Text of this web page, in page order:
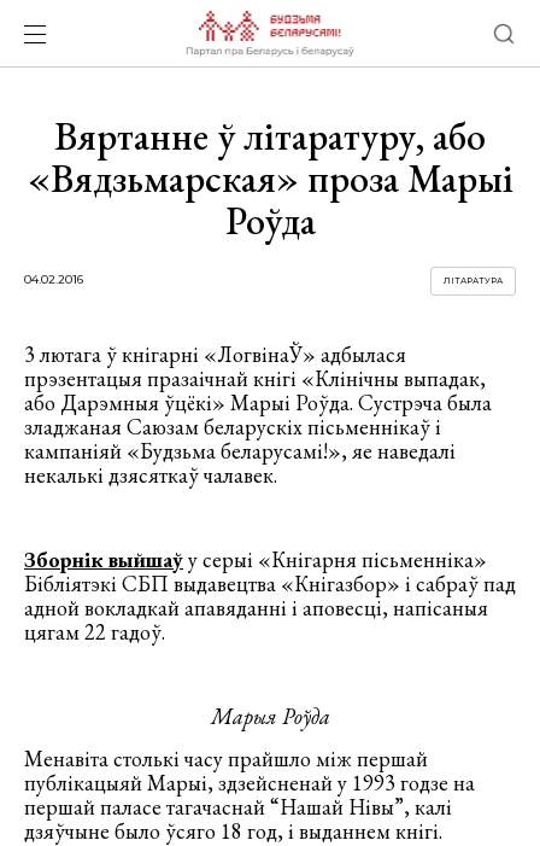
Вяртанне ў літаратуру, або
«Вядзьмарская» проза Марыі
Роўда
04.02.2016 ЛІТАРАТУРА
3 лютага ў кнігарні «ЛогвінаЎ» адбылася
прэзентацыя празаічнай кнігі «Клінічны выпадак,
або Дарэмныя ўцёкі» Марыі Роўда. Сустрэча была
зладжаная Саюзам беларускіх пісьменнікаў і
кампаніяй «Будзьма беларусамі!», яе наведалі
некалькі дзясяткаў чалавек.
Зборнік выйшаўу серыі «Кнігарня пісьменніка»
Бібліятэкі СБП выдавецтва «Кнігазбор» і сабраў пад
адной вокладкай апавяданні і аповесці, напісаныя
цягам 22 гадоў.
Марыя Роўда
Менавіта столькі часу прайшло між першай
публікацыяй Марыі, здзейсненай у 1993 годзе на
першай паласе тагачаснай “Нашай Нівы”, калі
дзяўчыне было ўсяго 18 год, і выданнем кнігі.